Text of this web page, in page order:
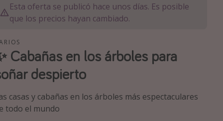
destinos
Esta oferta se publicó hace unos días. Es posible
que los precios hayan cambiado.
Cabañas en los árboles para
despierto
casas y cabañas en los árboles más espectaculares
todo el mundo